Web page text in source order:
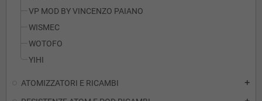
VP MOD BY VINCENZO PAIANO
WISMEC
WOTOFO
YIHI
ATOMIZZATORI E RICAMBI add